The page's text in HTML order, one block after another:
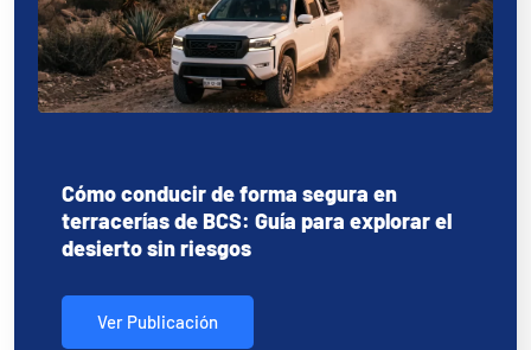
Cómo conducir de forma segura en
terracerías de BCS: Guía para explorar el
desierto sin riesgos
Ver Publicación